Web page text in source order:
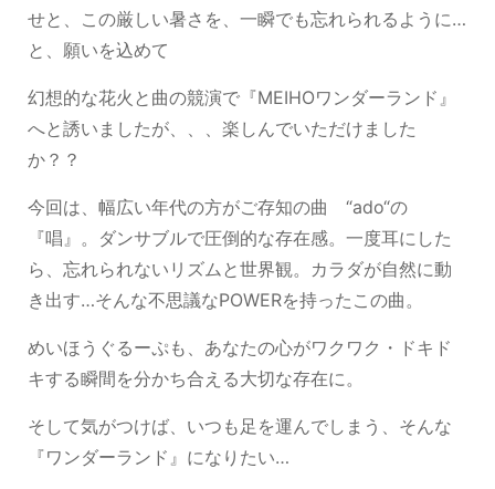
せと、 この厳しい暑さを、一瞬でも忘れられるように…
と、願いを込めて
幻想的な花火と曲の競演で『MEIHOワンダーランド』
へと誘いましたが、、、楽しんでいただけました
か？？
今回は、幅広い年代の方がご存知の曲 “ado“の
『唱』。 ダンサブルで圧倒的な存在感。一度耳にした
ら、忘れられないリズムと世界観。 カラダが自然に動
き出す…そんな不思議なPOWERを持ったこの曲。
めいほうぐるーぷも、 あなたの心がワクワク・ドキド
キする瞬間を分かち合える大切な存在に。
そして気がつけば、いつも足を運んでしまう、そんな
『ワンダーランド』になりたい…